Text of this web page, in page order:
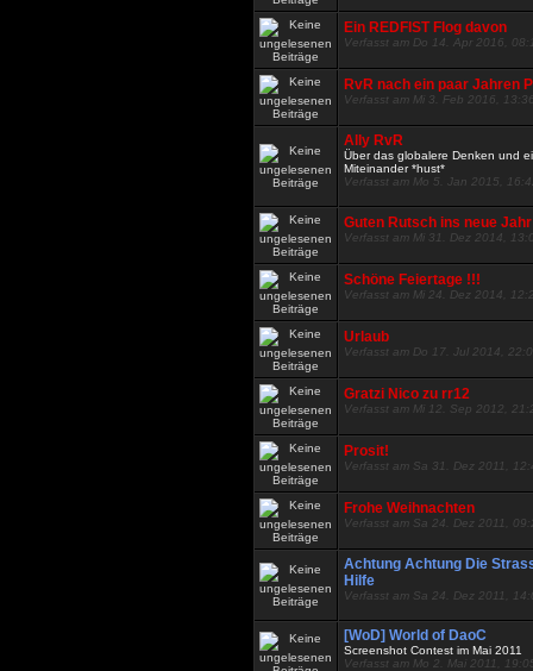
Ein REDFIST Flog davon
Verfasst am Do 14. Apr 2016,
RvR nach ein paar Jahren
Verfasst am Mi 3. Feb 2016,
Ally RvR
Über das globalere Denken und
Miteinander *hust*
Verfasst am Mo 5. Jan 2015,
Guten Rutsch ins neue Jahr
Verfasst am Mi 31. Dez 2014,
Schöne Feiertage !!!
Verfasst am Mi 24. Dez 2014,
Urlaub
Verfasst am Do 17. Jul 2014,
Gratzi Nico zu rr12
Verfasst am Mi 12. Sep 2012,
Prosit!
Verfasst am Sa 31. Dez 2011,
Frohe Weihnachten
Verfasst am Sa 24. Dez 2011,
Achtung Achtung Die
Hilfe
Verfasst am Sa 24. Dez 2011,
[WoD] World of DaoC
Screenshot Contest im Mai 2011
Verfasst am Mo 2. Mai 2011,